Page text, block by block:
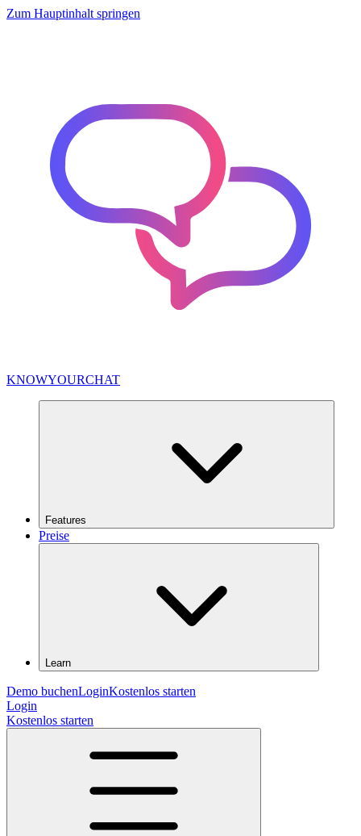
Zum Hauptinhalt springen
KNOWYOURCHAT
Features
Preise
Learn
Demo buchenLoginKostenlos starten
Login
Kostenlos starten